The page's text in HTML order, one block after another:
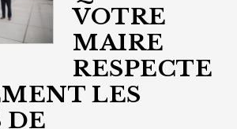
VOTRE
MAIRE
RESPECTE
LES
DE